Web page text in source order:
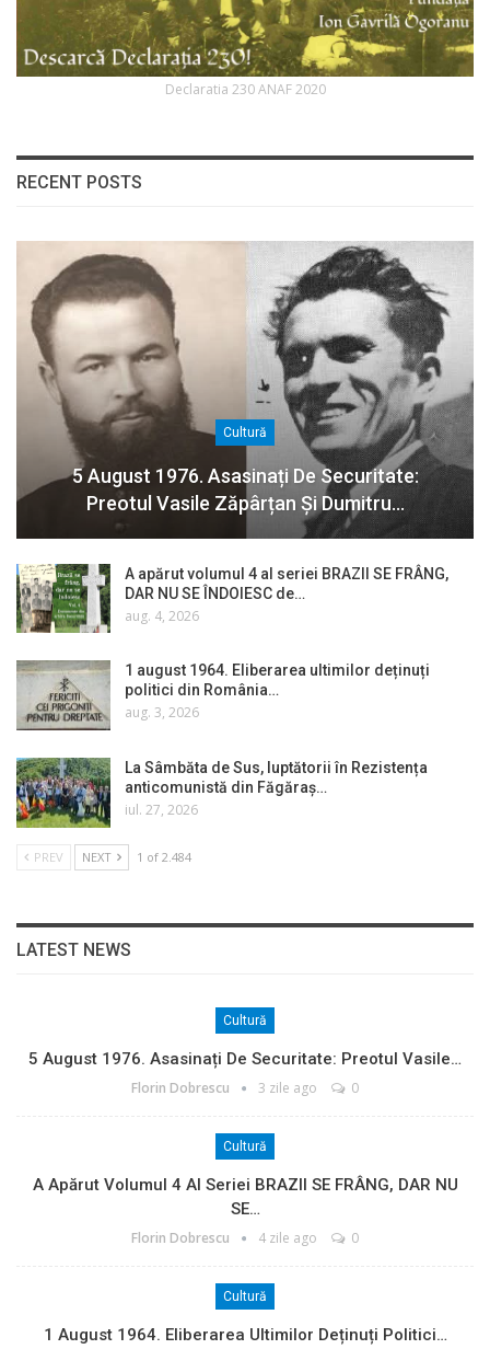
Declaratia 230 ANAF 2020
RECENT POSTS
Cultură
5 August 1976. Asasinați De Securitate:
Preotul Vasile Zăpârțan Și Dumitru…
A apărut volumul 4 al seriei BRAZII SE FRÂNG,
DAR NU SE ÎNDOIESC de…
aug. 4, 2026
1 august 1964. Eliberarea ultimilor deținuți
politici din România…
aug. 3, 2026
La Sâmbăta de Sus, luptătorii în Rezistența
anticomunistă din Făgăraș…
iul. 27, 2026
PREV NEXT 1 of 2.484
LATEST NEWS
Cultură
5 August 1976. Asasinați De Securitate: Preotul Vasile…
Florin Dobrescu 3 zile ago 0
Cultură
A Apărut Volumul 4 Al Seriei BRAZII SE FRÂNG, DAR NU
SE…
Florin Dobrescu 4 zile ago 0
Cultură
1 August 1964. Eliberarea Ultimilor Deținuți Politici…